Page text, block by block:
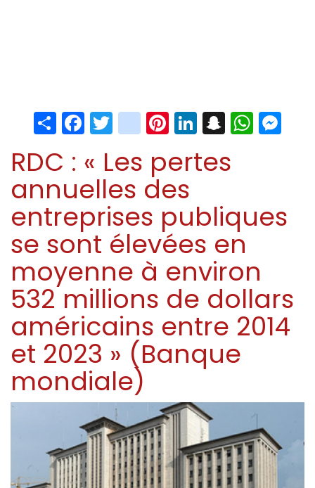
ShareFacebook
Twitter
instagram
Pinterest
LinkedIn
Snapchat
RDC : « Les pertes
annuelles des
entreprises publiques
se sont élevées en
moyenne à environ
532 millions de dollars
américains entre 2014
et 2023 » (Banque
mondiale)